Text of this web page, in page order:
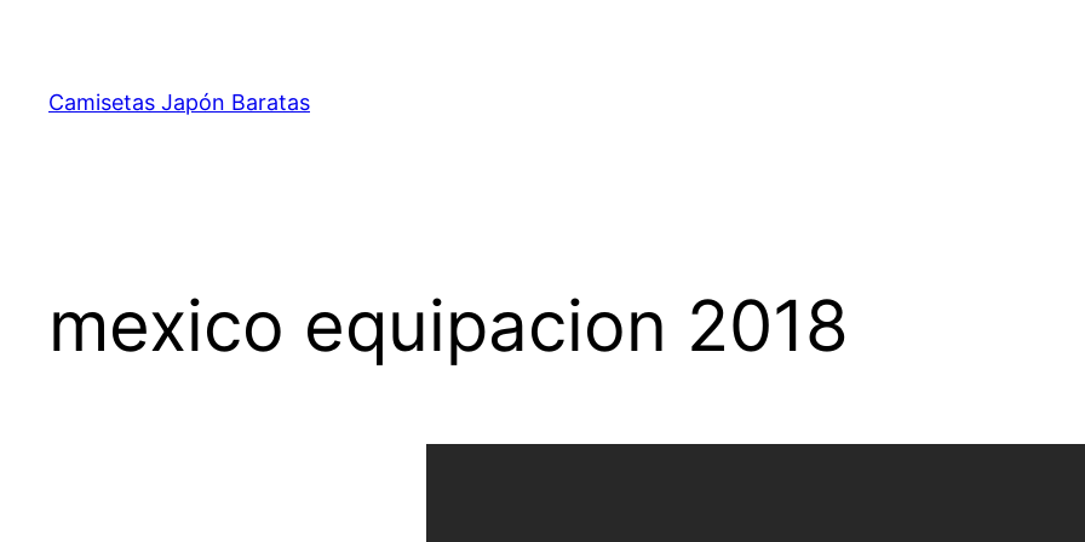
contenido
Camisetas Japón Baratas
mexico equipacion 2018